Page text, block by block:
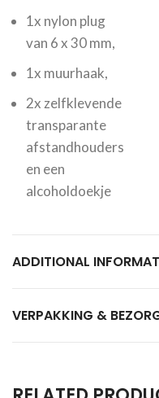
1x nylon plug
van 6 x 30 mm,
1x muurhaak,
2x zelfklevende
transparante
afstandhouders
en een
alcoholdoekje
ADDITIONAL
VERPAKKING &